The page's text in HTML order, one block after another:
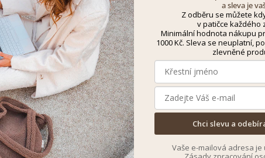
a sleva je
Z odběru se můžete
v patičce každého
Minimální hodnota nákupu
1000 Kč. Sleva se neuplatní,
zlevněné
Chci slevu a
Vaše e-mailová adresa je